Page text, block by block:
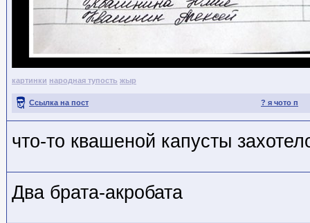
картинки народная тупость жыр
? я чото п
Ссылка на пост
что-то квашеной капусты
Два брата-акробата